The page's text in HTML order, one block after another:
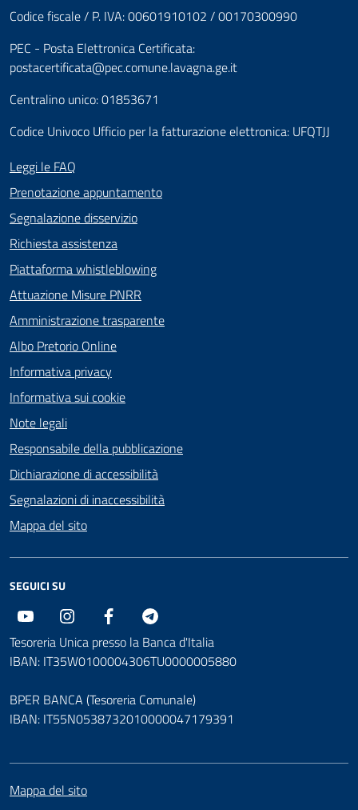
Codice fiscale / P. IVA: 00601910102 / 00170300990
PEC - Posta Elettronica Certificata:
postacertificata@pec.comune.lavagna.ge.it
Centralino unico: 01853671
Codice Univoco Ufficio per la fatturazione elettronica: UFQTJJ
Leggi le FAQ
Prenotazione appuntamento
Segnalazione disservizio
Richiesta assistenza
Piattaforma whistleblowing
Attuazione Misure PNRR
Amministrazione trasparente
Albo Pretorio Online
Informativa privacy
Informativa sui cookie
Note legali
Responsabile della pubblicazione
Dichiarazione di accessibilità
Segnalazioni di inaccessibilità
Mappa del sito
SEGUICI SU
Youtube Instagram Facebook
Tesoreria Unica presso la Banca d'Italia
IBAN: IT35W0100004306TU0000005880
BPER BANCA (Tesoreria Comunale)
IBAN: IT55N0538732010000047179391
Mappa del sito